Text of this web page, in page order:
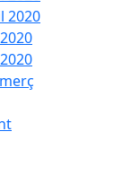
2020